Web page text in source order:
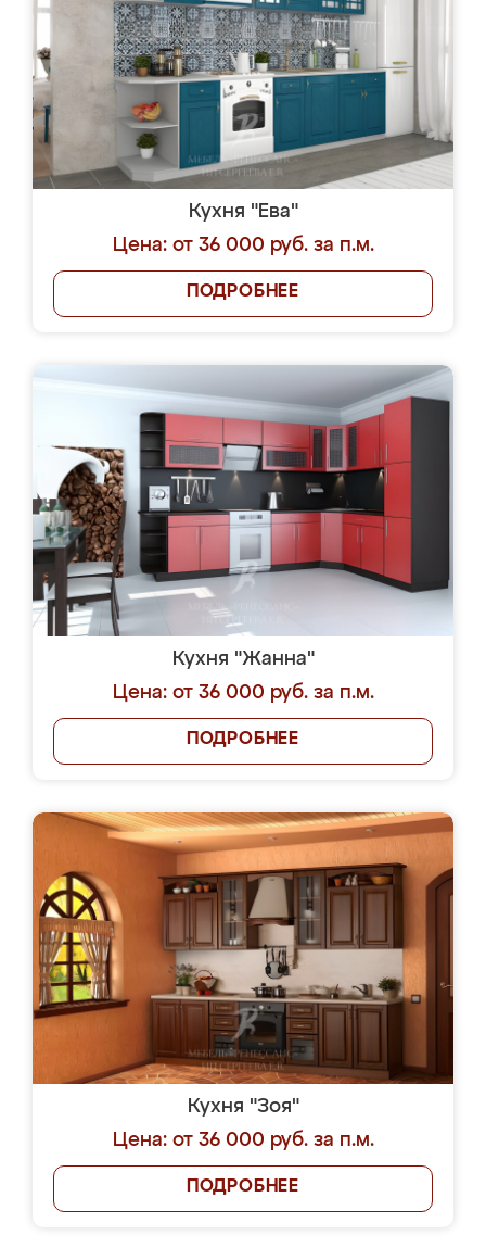
Кухня "Ева"
Цена: от 36 000 руб. за п.м.
ПОДРОБНЕЕ
Кухня "Жанна"
Цена: от 36 000 руб. за п.м.
ПОДРОБНЕЕ
Кухня "Зоя"
Цена: от 36 000 руб. за п.м.
ПОДРОБНЕЕ